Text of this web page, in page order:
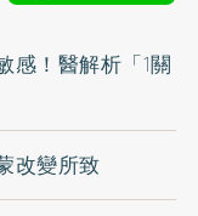
！醫解析「1關
改變所致